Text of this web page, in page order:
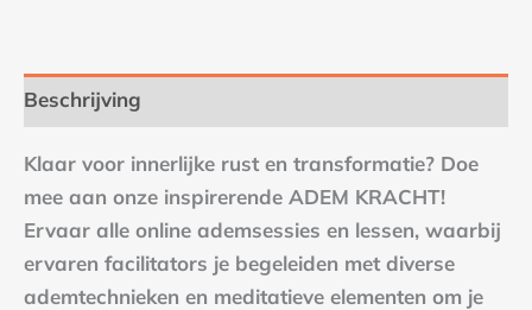
Beschrijving
Klaar voor innerlijke rust en transformatie? Doe
mee aan onze inspirerende ADEM KRACHT!
Ervaar alle online ademsessies en lessen, waarbij
ervaren facilitators je begeleiden met diverse
ademtechnieken en meditatieve elementen om je